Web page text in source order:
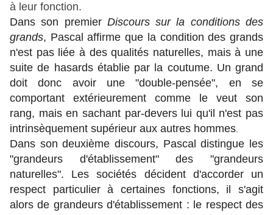
à leur fonction.
Dans son premier Discours sur la conditions des
grands, Pascal affirme que la condition des grands
n'est pas liée à des qualités naturelles, mais à une
suite de hasards établie par la coutume. Un grand
doit donc avoir une "double-pensée", en se
comportant extérieurement comme le veut son
rang, mais en sachant par-devers lui qu'il n'est pas
intrinsèquement supérieur aux autres hommes
Dans son deuxième discours, Pascal distingue les
"grandeurs d'établissement" des "grandeurs
naturelles". Les sociétés décident d'accorder un
respect particulier à certaines fonctions, il s'agit
alors de grandeurs d'établissement : le respect des